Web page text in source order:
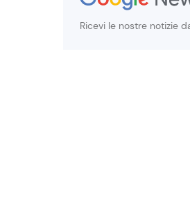
Ricevi le nostre notizie